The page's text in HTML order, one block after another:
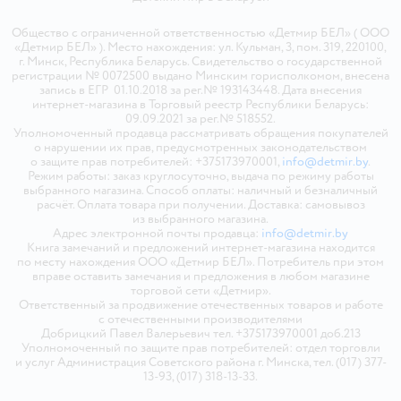
Общество с ограниченной ответственностью «Детмир БЕЛ» ( ООО
«Детмир БЕЛ» ). Место нахождения: ул. Кульман, 3, пом. 319, 220100,
г. Минск, Республика Беларусь. Свидетельство о государственной
регистрации № 0072500 выдано Минским горисполкомом, внесена
запись в ЕГР 01.10.2018 за рег.№ 193143448. Дата внесения
интернет-магазина в Торговый реестр Республики Беларусь:
09.09.2021 за рег.№ 518552.
Уполномоченный продавца рассматривать обращения покупателей
о нарушении их прав, предусмотренных законодательством
о защите прав потребителей: +375173970001, info@detmir.by.
Режим работы: заказ круглосуточно, выдача по режиму работы
выбранного магазина. Способ оплаты: наличный и безналичный
расчёт. Оплата товара при получении. Доставка: самовывоз
из выбранного магазина.
Адрес электронной почты продавца: info@detmir.by
Книга замечаний и предложений интернет-магазина находится
по месту нахождения ООО «Детмир БЕЛ». Потребитель при этом
вправе оставить замечания и предложения в любом магазине
торговой сети «Детмир».
Ответственный за продвижение отечественных товаров и работе
с отечественными производителями
Добрицкий Павел Валерьевич тел. +375173970001 доб.213
Уполномоченный по защите прав потребителей: отдел торговли
и услуг Администрация Советского района г. Минска, тел. (017) 377-
13-93, (017) 318-13-33.